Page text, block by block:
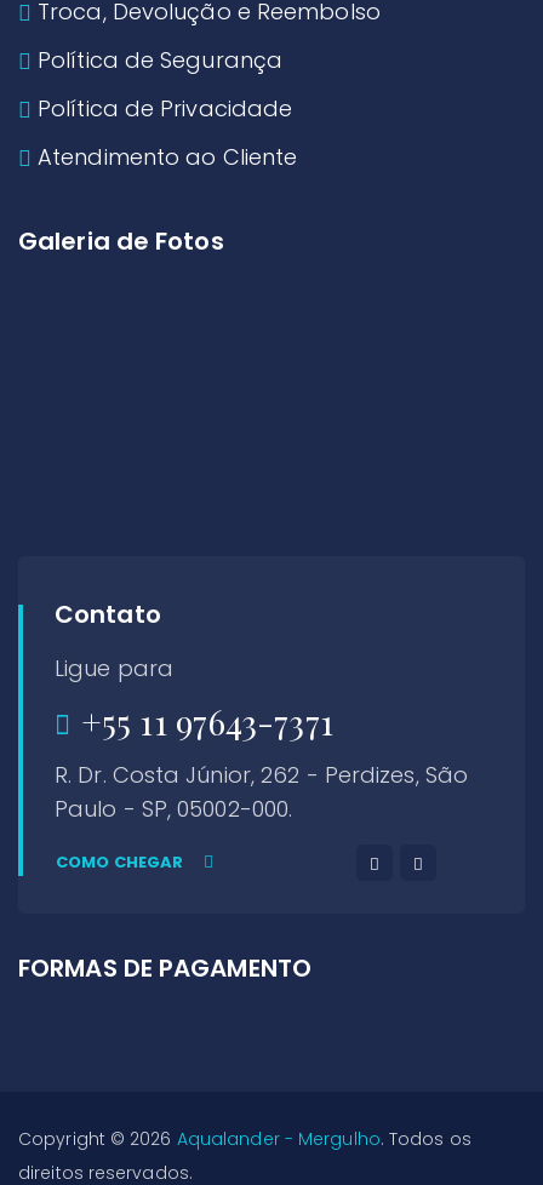
Troca, Devolução e Reembolso
Política de Segurança
Política de Privacidade
Atendimento ao Cliente
Galeria de Fotos
Contato
Ligue para
+55 11 97643-7371
R. Dr. Costa Júnior, 262 - Perdizes, São
Paulo - SP, 05002-000.
COMO CHEGAR
FORMAS DE PAGAMENTO
Copyright © 2026 Aqualander - Mergulho. Todos os
direitos reservados.